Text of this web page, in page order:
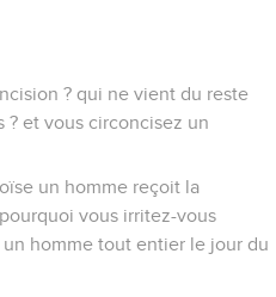
? qui ne vient du reste
? et vous circoncisez un
un homme reçoit la
vous irritez-vous
homme tout entier le jour du